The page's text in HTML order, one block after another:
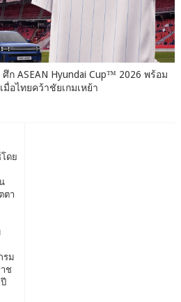
ASEAN Hyundai Cup™ 2026 พร้อม
อไทยคว้าชัยเกมเหย้า
ดย
ตา
รม
ช